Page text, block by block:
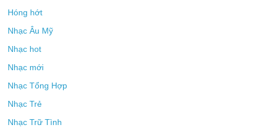
Hóng hớt
Nhạc Âu Mỹ
Nhạc hot
Nhạc mới
Nhạc Tổng Hợp
Nhạc Trẻ
Nhạc Trữ Tình